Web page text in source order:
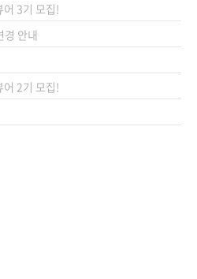
정 가
7
/ 티
어 3기 모집!
경 안내
어 2기 모집!